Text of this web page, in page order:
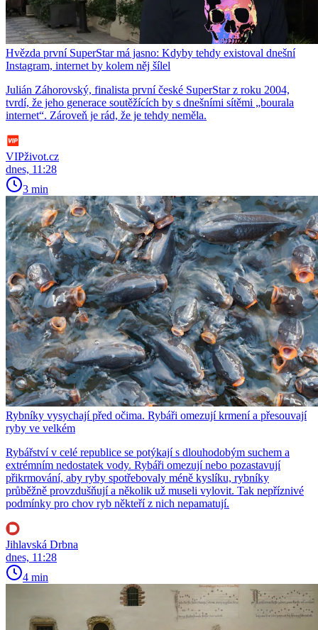
Hvězda první SuperStar má jasno: Kdyby tehdy existoval dnešní
Instagram, internet by kolem něj šílel
Julián Záhorovský, finalista první české SuperStar z roku 2004,
tvrdí, že jeho generace soutěžících by s dnešními sítěmi „bourala
internet“. Zároveň je rád, že je tehdy neměla.
VIPživot.cz
dnes, 11:28
3 min
Rybníky vysychají před očima. Rybáři omezují krmení a přesouvají
ryby ve velkém
Rybářství v celé republice se potýkají s dlouhodobým suchem a
extrémním nedostatek vody. Rybáři omezují nebo pozastavují
přikrmování, aby ryby spotřebovaly méně kyslíku, rybníky
průběžně provzdušňují a několik už museli vylovit. Tak nepříznivé
podmínky pro chov ryb někteří z nich nepamatují.
Jihlavská Drbna
dnes, 11:28
4 min